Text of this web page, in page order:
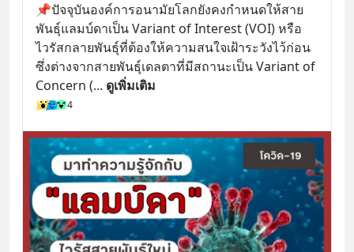
📌ปัจจุบันองค์การอนามัยโลกยังคงกำหนดให้สาย
พันธุ์แลมบ์ดาเป็น Variant of Interest (VOI) หรือ
ไวรัสกลายพันธุ์ที่ต้องให้ความสนใจเฝ้าระวังไว้ก่อน
ซึ่งต่างจากสายพันธุ์เดลตาที่มีสถานะเป็น Variant of
Concern (... ดูเพิ่มเติม
4